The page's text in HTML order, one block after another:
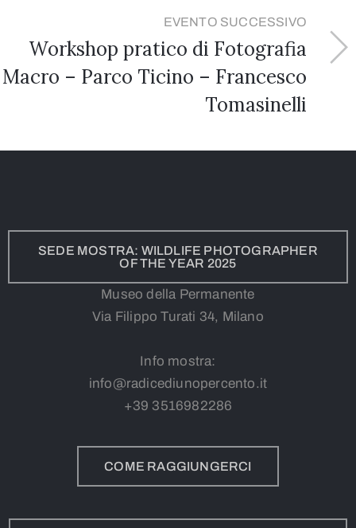
EVENTO SUCCESSIVO
Workshop pratico di Fotografia
Macro – Parco Ticino – Francesco
Tomasinelli
SEDE MOSTRA: WILDLIFE PHOTOGRAPHER
OF THE YEAR 2025
Museo della Permanente
Via Filippo Turati 34, Milano
Info mostra:
info@radicediunopercento.it
+39 3516982286
COME RAGGIUNGERCI